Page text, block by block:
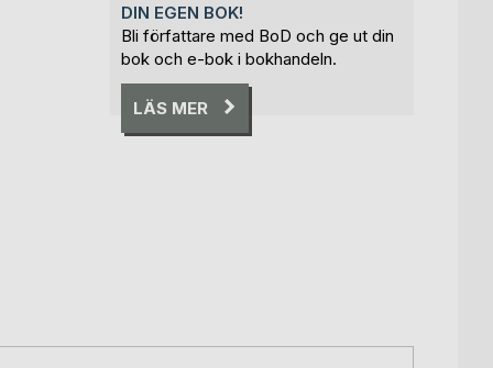
DIN EGEN BOK!
Bli författare med BoD och ge ut din
bok och e-bok i bokhandeln.
LÄS MER